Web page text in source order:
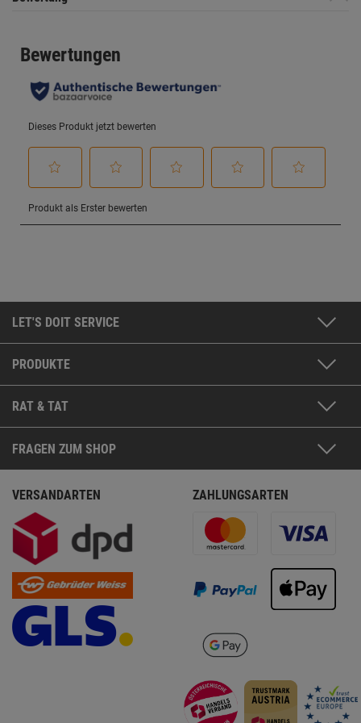
LET'S DOIT SERVICE
PRODUKTE
RAT & TAT
FRAGEN ZUM SHOP
VERSANDARTEN ZAHLUNGSARTEN